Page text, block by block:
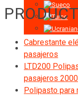
Cabrestante
pasajeros
LTD200
pasajeros
Polipasto para